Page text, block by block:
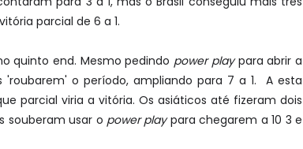
parcial de 6 a 1.
quinto end. Mesmo pedindo power playpara abrir a
'roubarem' o período, ampliando para 7 a 1. A esta
parcial viria a vitória. Os asiáticos até fizeram dois
souberam usar o power playpara chegarem a 10 3 e